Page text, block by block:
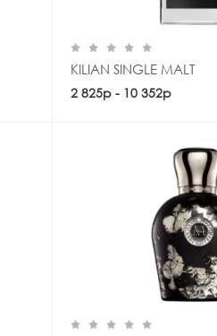
KILIAN SINGLE MALT
2 825р - 10 352рКупить